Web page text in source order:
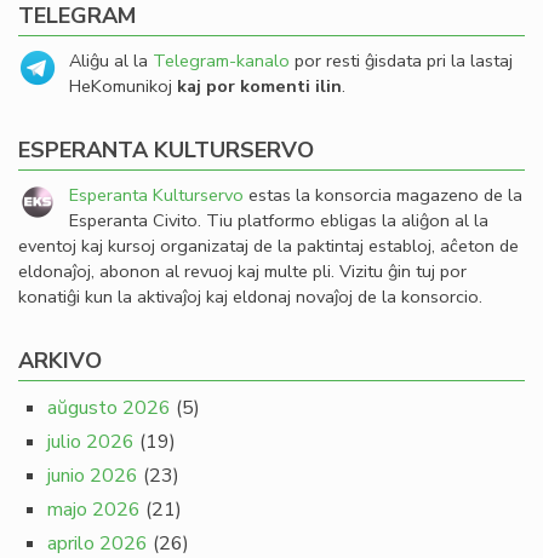
TELEGRAM
Aliĝu al la Telegram-kanalo por resti ĝisdata pri la lastaj
HeKomunikoj kaj por komenti ilin.
ESPERANTA KULTURSERVO
Esperanta Kulturservo estas la konsorcia magazeno de la
Esperanta Civito. Tiu platformo ebligas la aliĝon al la
eventoj kaj kursoj organizataj de la paktintaj establoj, aĉeton de
eldonaĵoj, abonon al revuoj kaj multe pli. Vizitu ĝin tuj por
konatiĝi kun la aktivaĵoj kaj eldonaj novaĵoj de la konsorcio.
ARKIVO
aŭgusto 2026 (5)
julio 2026 (19)
junio 2026 (23)
majo 2026 (21)
aprilo 2026 (26)